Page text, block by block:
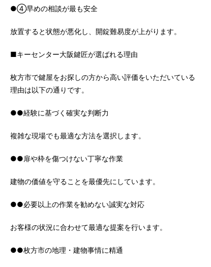
●④早めの相談が最も安全
放置すると状態が悪化し、開錠難易度が上がります。
■キーセンター大阪鍵匠が選ばれる理由
枚方市で鍵屋をお探しの方から高い評価をいただいている
理由は以下の通りです。
●●経験に基づく確実な判断力
複雑な現場でも最適な方法を選択します。
●●扉や枠を傷つけない丁寧な作業
建物の価値を守ることを最優先にしています。
●●必要以上の作業を勧めない誠実な対応
お客様の状況に合わせて最適な提案を行います。
●●枚方市の地理・建物事情に精通